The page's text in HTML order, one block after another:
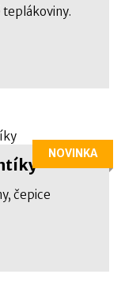
čepice
NOVINKA